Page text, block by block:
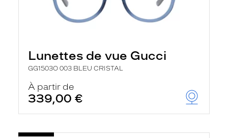
Lunettes de vue Gucci
GG1503O 003 BLEU CRISTAL
À partir de
339,00 €